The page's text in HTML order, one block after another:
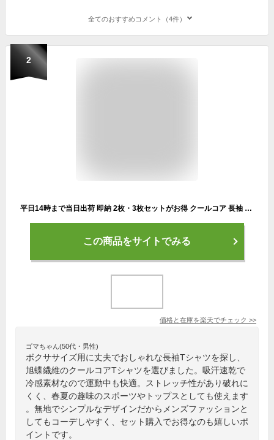
全てのおすすめコメント（4件）
2
平日14時まで当日出荷 即納 2枚・3枚セットがお得 クールコア 長袖 Tシャツ 無地 ドライ ゴルフ スポーツ 空調服 クールインナー 0044 メンズ ストレッチ 冷感 吸汗速乾 S〜5L ホワイト ネイビー ブラック Asahicho 旭蝶繊維 作業着 作業服 春夏用 クールコアtシャツ
この商品をサイトでみる
価格と在庫を楽天でチェック >>
ゴマちゃん(50代・男性)
ボクササイズ用に丈夫でおしゃれな長袖Tシャツを探し、
旭蝶繊維のクールコアTシャツを選びました。吸汗速乾で
冷感素材なので運動中も快適。ストレッチ性があり破れに
くく、春夏の趣味のスポーツやトップスとしても使えます
。無地でシンプルなデザインだからメンズファッションと
してもコーデしやすく、セット購入でお得なのも嬉しいポ
イントです。